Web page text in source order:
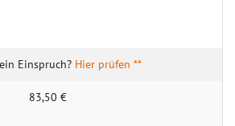
Hier prüfen **
83,50 €